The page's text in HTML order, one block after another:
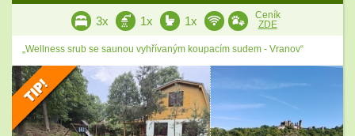
3x 1x 1x
Ceník
ZDE
„Wellness srub se saunou vyhřívaným koupacím sudem - Vranov“